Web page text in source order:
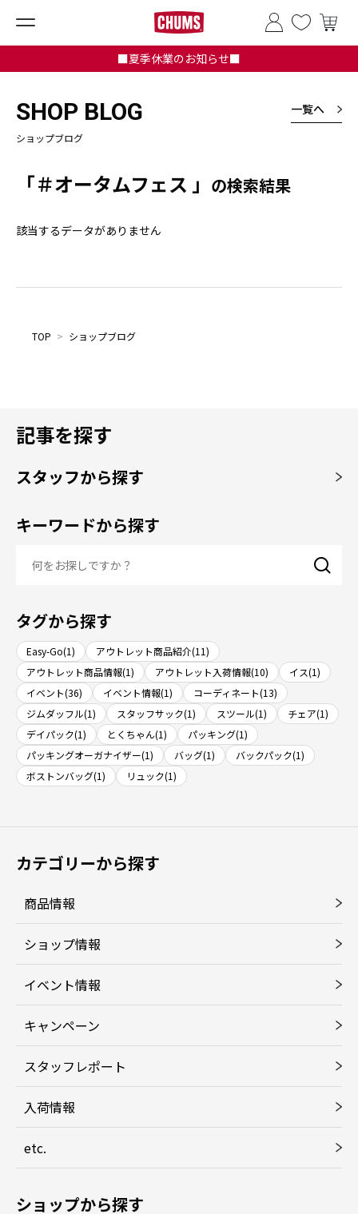
■夏季休業のお知らせ■
SHOP BLOG
ショップブログ
一覧へ
「＃オータムフェス 」 の検索結果
該当するデータがありません
TOP > ショップブログ
記事を探す
スタッフから探す
キーワードから探す
タグから探す
Easy-Go(1)
アウトレット商品紹介(11)
アウトレット商品情報(1)
アウトレット入荷情報(10)
イス(1)
イベント(36)
イベント情報(1)
コーディネート(13)
ジムダッフル(1)
スタッフサック(1) スツール(1)
チェア(1)
デイパック(1)
とくちゃん(1)
パッキング(1)
パッキングオーガナイザー(1)
バッグ(1)
バックパック(1)
ボストンバッグ(1)
リュック(1)
カテゴリーから探す
商品情報
ショップ情報
イベント情報
キャンペーン
スタッフレポート
入荷情報
etc.
ショップから探す